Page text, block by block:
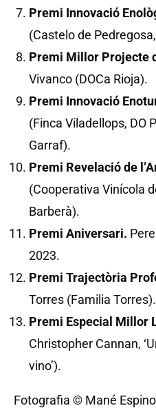
Premi Innovació
(Castelo de
Premi Millor Projecte
Vivanco (DOCa Rioja).
Premi Innovació
(Finca Viladellops, DO
Garraf).
Premi Revelació de
(Cooperativa Vinícola
Barberà).
Premi Aniversari.
2023.
Premi Trajectòria
Torres (Familia Torres).
Premi Especial Millor
Christopher Cannan,
vino’).
Fotografia © Mané